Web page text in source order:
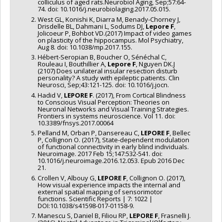
colliculus of aged rats.Neurobiol Aging, Sep;57:64-
74. doi: 10.1016/j.neurobiolaging.2017.05.015.
West GL, Konishi K, Diarra M, Benady-Chorney J,
Drisdelle BL, Dahmani L, Sodums DJ,Lepore F,
Jolicoeur P, Bohbot VD.(2017) Impact of video games
on plasticity of the hippocampus. Mol Psychiatry,
Aug 8. doi: 10.1038/mp.2017.155.
Hébert-Seropian B, Boucher O, Sénéchal C,
Rouleau I, Bouthillier A, Lepore F, Nguyen DK.J
(2107) Does unilateral insular resection disturb
personality? A study with epileptic patients. Clin
Neurosci, Sep;43:121-125. doi: 10.1016/j.jocn.
Hadid V, LEPORE F. (2017), From Cortical Blindness
to Conscious Visual Perception: Theories on
Neuronal Networks and Visual Training Strategies.
Frontiers in systems neuroscience. Vol 11. doi:
10.3389/fnsys.2017.00064
Pelland M, Orban P, Dansereau C, LEPORE F, Bellec
P, Collignon O. (2017), State-dependent modulation
of functional connectivity in early blind individuals.
Neuroimage. 2017 Feb 15;147:532-541. doi:
10.1016/j.neuroimage.2016.12.053. Epub 2016 Dec
21.
Crollen V, Albouy G, LEPORE F, Collignon O. (2017),
How visual experience impacts the internal and
external spatial mapping of sensorimotor
functions. Scientific Reports | 7: 1022 |
DOI:10.1038/s41598-017-01158-9.
Manescu S, Daniel B, Filiou RP, LEPORE F, Frasnelli J.